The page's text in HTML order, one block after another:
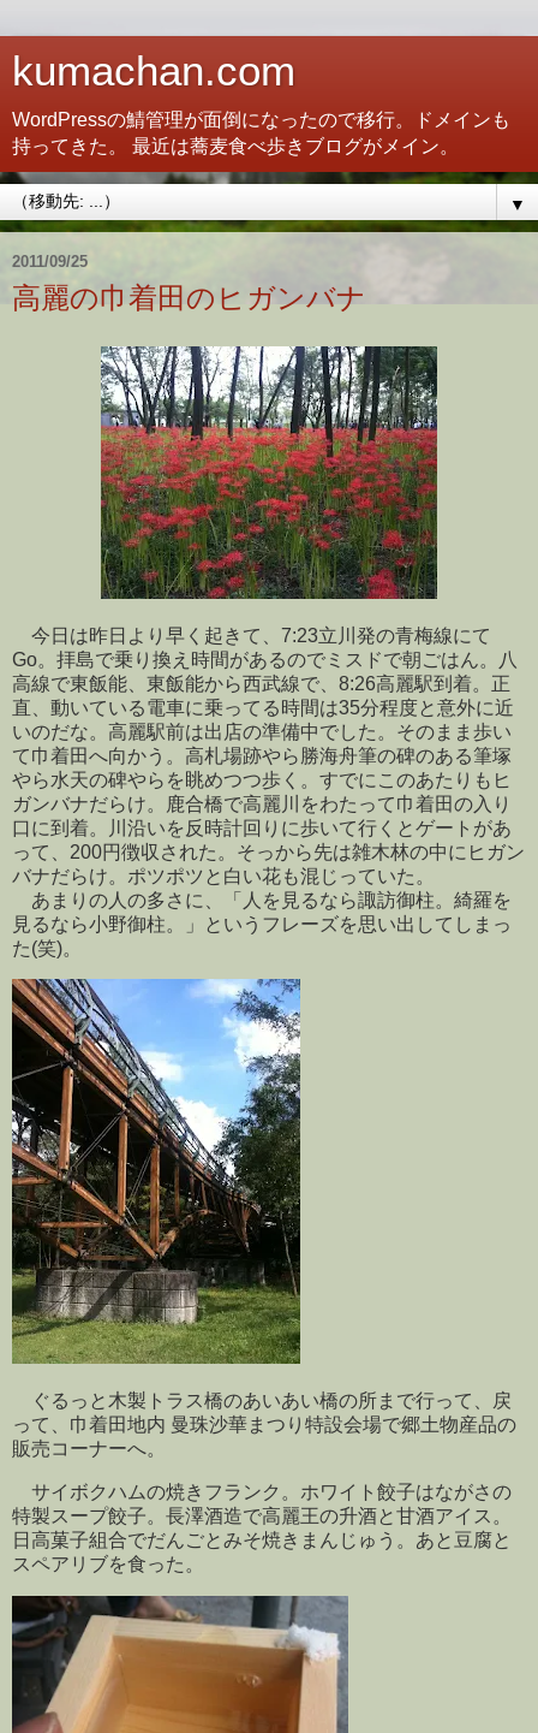
kumachan.com
WordPressの鯖管理が面倒になったので移行。ドメインも
持ってきた。 最近は蕎麦食べ歩きブログがメイン。
▼
2011/09/25
高麗の巾着田のヒガンバナ
今日は昨日より早く起きて、7:23立川発の青梅線にて
Go。拝島で乗り換え時間があるのでミスドで朝ごはん。八
高線で東飯能、東飯能から西武線で、8:26高麗駅到着。正
直、動いている電車に乗ってる時間は35分程度と意外に近
いのだな。高麗駅前は出店の準備中でした。そのまま歩い
て巾着田へ向かう。高札場跡やら勝海舟筆の碑のある筆塚
やら水天の碑やらを眺めつつ歩く。すでにこのあたりもヒ
ガンバナだらけ。鹿合橋で高麗川をわたって巾着田の入り
口に到着。川沿いを反時計回りに歩いて行くとゲートがあ
って、200円徴収された。そっから先は雑木林の中にヒガン
バナだらけ。ポツポツと白い花も混じっていた。
あまりの人の多さに、「人を見るなら諏訪御柱。綺羅を
見るなら小野御柱。」というフレーズを思い出してしまっ
た(笑)。
ぐるっと木製トラス橋のあいあい橋の所まで行って、戻
って、巾着田地内 曼珠沙華まつり特設会場で郷土物産品の
販売コーナーへ。
サイボクハムの焼きフランク。ホワイト餃子はながさの
特製スープ餃子。長澤酒造で高麗王の升酒と甘酒アイス。
日高菓子組合でだんごとみそ焼きまんじゅう。あと豆腐と
スペアリブを食った。